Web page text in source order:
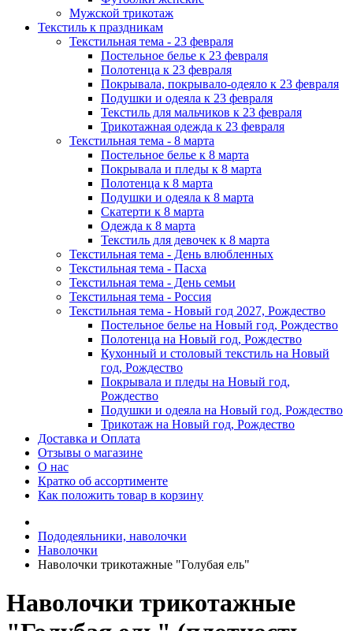
Мужской трикотаж
Текстиль к праздникам
Текстильная тема - 23 февраля
Постельное белье к 23 февраля
Полотенца к 23 февраля
Покрывала, покрывало-одеяло к 23 февраля
Подушки и одеяла к 23 февраля
Текстиль для мальчиков к 23 февраля
Трикотажная одежда к 23 февраля
Текстильная тема - 8 марта
Постельное белье к 8 марта
Покрывала и пледы к 8 марта
Полотенца к 8 марта
Подушки и одеяла к 8 марта
Скатерти к 8 марта
Одежда к 8 марта
Текстиль для девочек к 8 марта
Текстильная тема - День влюбленных
Текстильная тема - Пасха
Текстильная тема - День семьи
Текстильная тема - Россия
Текстильная тема - Новый год 2027, Рождество
Постельное белье на Новый год, Рождество
Полотенца на Новый год, Рождество
Кухонный и столовый текстиль на Новый
год, Рождество
Покрывала и пледы на Новый год,
Рождество
Подушки и одеяла на Новый год, Рождество
Трикотаж на Новый год, Рождество
Доставка и Оплата
Отзывы о магазине
О нас
Кратко об ассортименте
Как положить товар в корзину
Пододеяльники, наволочки
Наволочки
Наволочки трикотажные "Голубая ель"
Наволочки трикотажные